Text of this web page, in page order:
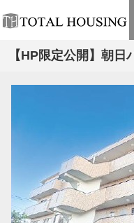
【HP限定公開】朝